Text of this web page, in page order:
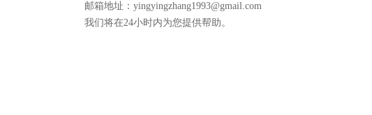
邮箱地址：yingyingzhang1993@gmail.com
我们将在24小时内为您提供帮助。